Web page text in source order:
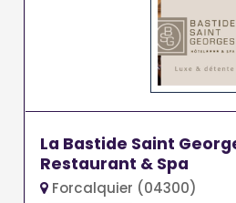
La Bastide Saint
Restaurant & Spa
Forcalquier (04300)